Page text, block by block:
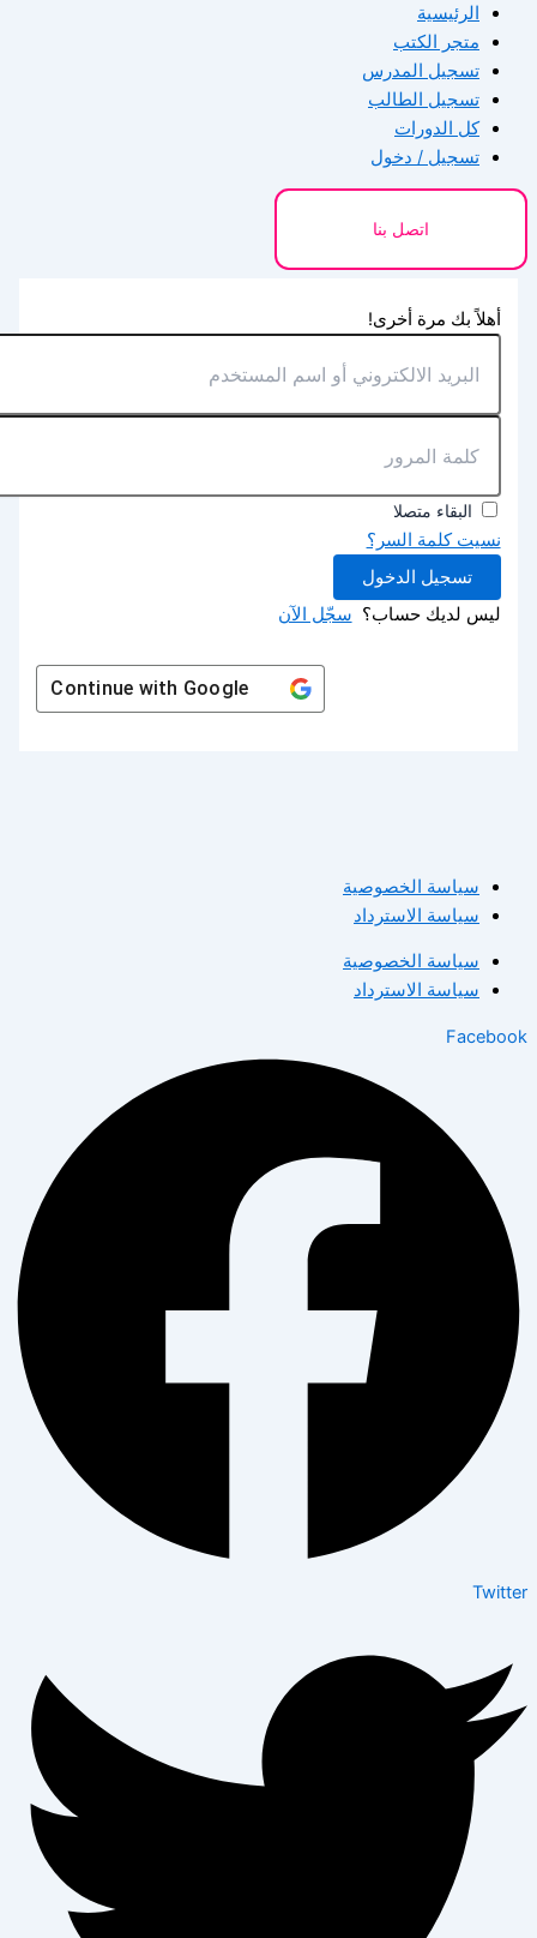
الرئيسية
متجر الكتب
تسجيل المدرس
تسجيل الطالب
كل الدورات
تسجيل / دخول
اتصل بنا
أهلاً بك مرة أخرى!
البقاء متصلا
نسيت كلمة السر؟
تسجيل الدخول
ليس لديك حساب؟ سجّل الآن
Continue withGoogle
سياسة الخصوصية
سياسة الاسترداد
سياسة الخصوصية
سياسة الاسترداد
Facebook
Twitter